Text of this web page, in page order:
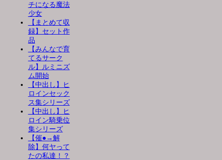
チになる魔法
少女
【まとめて収
録】セット作
品
【みんなで育
てるサーク
ル】ルミニズ
ム開始
【中出し】ヒ
ロインセック
ス集シリーズ
【中出し】ヒ
ロイン騎乗位
集シリーズ
【催●→解
除】何ヤって
たの私達！？